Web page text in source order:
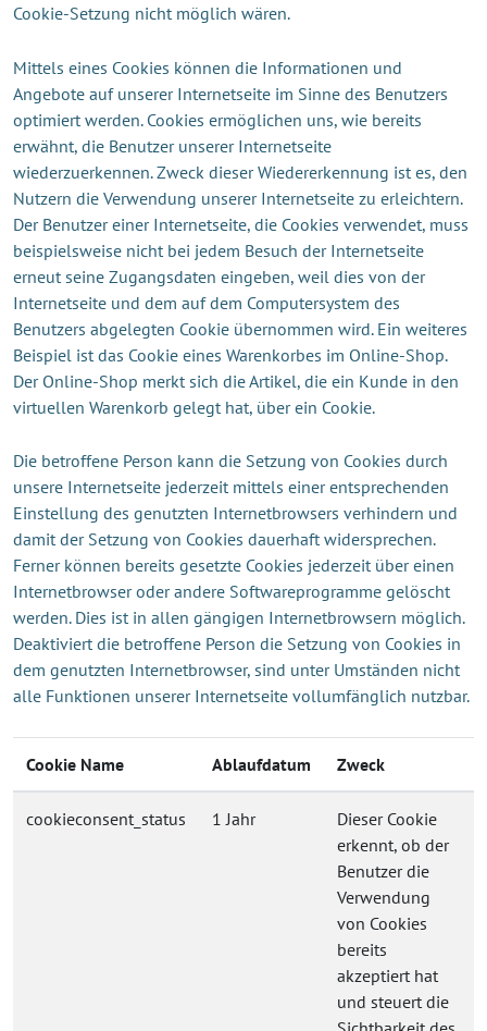
Cookie-Setzung nicht möglich wären.
Mittels eines Cookies können die Informationen und
Angebote auf unserer Internetseite im Sinne des Benutzers
optimiert werden. Cookies ermöglichen uns, wie bereits
erwähnt, die Benutzer unserer Internetseite
wiederzuerkennen. Zweck dieser Wiedererkennung ist es, den
Nutzern die Verwendung unserer Internetseite zu erleichtern.
Der Benutzer einer Internetseite, die Cookies verwendet, muss
beispielsweise nicht bei jedem Besuch der Internetseite
erneut seine Zugangsdaten eingeben, weil dies von der
Internetseite und dem auf dem Computersystem des
Benutzers abgelegten Cookie übernommen wird. Ein weiteres
Beispiel ist das Cookie eines Warenkorbes im Online-Shop.
Der Online-Shop merkt sich die Artikel, die ein Kunde in den
virtuellen Warenkorb gelegt hat, über ein Cookie.
Die betroffene Person kann die Setzung von Cookies durch
unsere Internetseite jederzeit mittels einer entsprechenden
Einstellung des genutzten Internetbrowsers verhindern und
damit der Setzung von Cookies dauerhaft widersprechen.
Ferner können bereits gesetzte Cookies jederzeit über einen
Internetbrowser oder andere Softwareprogramme gelöscht
werden. Dies ist in allen gängigen Internetbrowsern möglich.
Deaktiviert die betroffene Person die Setzung von Cookies in
dem genutzten Internetbrowser, sind unter Umständen nicht
alle Funktionen unserer Internetseite vollumfänglich nutzbar.
Cookie Name Ablaufdatum Zweck
cookieconsent_status 1 Jahr
Dieser Cookie
erkennt, ob der
Benutzer die
Verwendung
von Cookies
bereits
akzeptiert hat
und steuert die